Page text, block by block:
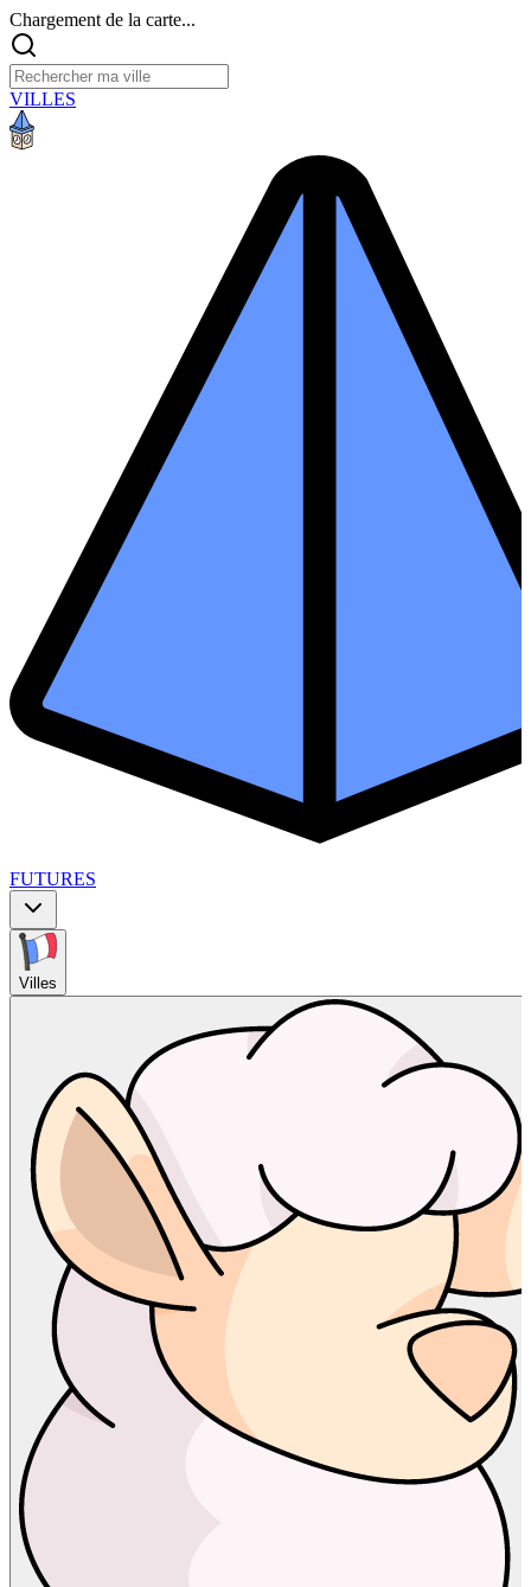
Chargement de la carte...
VILLES
FUTURES
Villes